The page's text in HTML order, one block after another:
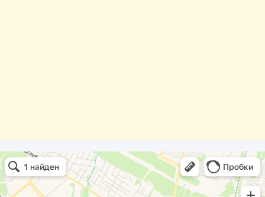
Олди Строй
Фасады и фасадные системы в Обнинске
Оргстекло, поликарбонат в Обнинске